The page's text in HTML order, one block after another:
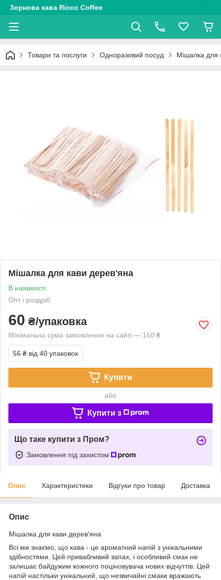
Зернова кава Ricco Coffee
Товари та послуги Одноразовий посуд Мішалка для
Мішалка для кави дерев'яна
В наявності
Опт і роздріб
60 ₴/упаковка
Мінімальна сума замовлення на сайті — 150 ₴
56 ₴ від 40 упаковок
Купити
або
Купити з
Що таке купити з Пром?
Замовлення під захистом
Опис Характеристики Відгуки про товар Доставка
Опис
Мішалка для кави дерев'яна
Всі ми знаємо, що кава - це ароматний напій з унікальними
здібностями. Цей привабливий запах, і особливий смак не
залишає байдужим кожного поціновувача нових відчуттів. Цей
напій настільки унікальний, що незвичайні смаки вражають